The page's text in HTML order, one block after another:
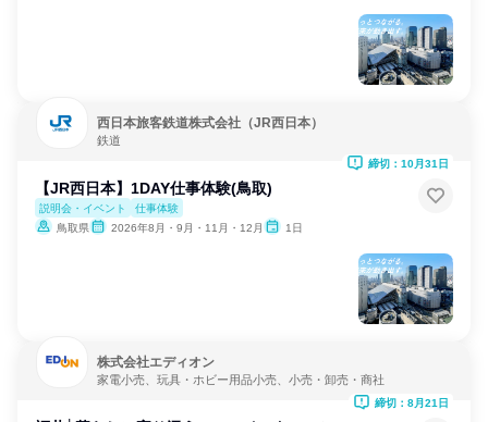
西日本旅客鉄道株式会社（JR西日本）
鉄道
【JR西日本】1DAY仕事体験(鳥取)
説明会・イベント
仕事体験
鳥取県
2026年8月・9月・11月・12月 1日
締切：10月31日
株式会社エディオン
家電小売、玩具・ホビー用品小売、小売・卸売・商社
締切：8月21日